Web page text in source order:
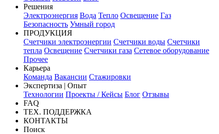
Решения
Электроэнергия Вода Тепло Освещение Газ
Безопасность Умный город
ПРОДУКЦИЯ
Счетчики электроэнергии Счетчики воды Счетчики
тепла Освещение Счетчики газа Сетевое оборудование
Прочее
Карьера
Команда Вакансии Стажировки
Экспертиза | Опыт
Технологии Проекты / Кейсы Блог Отзывы
FAQ
ТЕХ. ПОДДЕРЖКА
КОНТАКТЫ
Поиск